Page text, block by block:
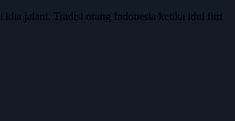
kita jalani. Tradisi orang Indonesia ketika idul fitri